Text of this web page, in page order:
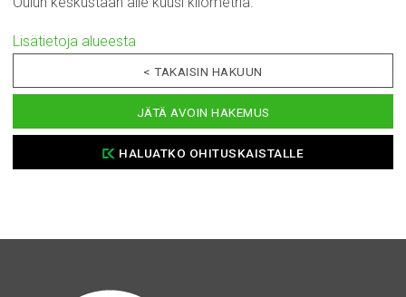
Lisätietoja alueesta
< TAKAISIN HAKUUN
JÄTÄ AVOIN HAKEMUS
HALUATKO OHITUSKAISTALLE